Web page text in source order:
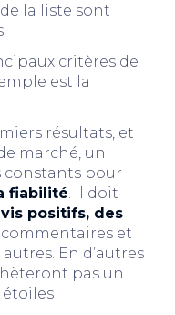
la liste sont
critères de
est la
résultats, et
marché, un
constants pour
fiabilité. Il doit
positifs, des
commentaires et
En d’autres
pas un